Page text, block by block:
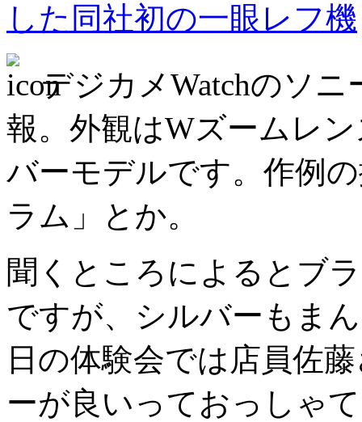
した同社初の一眼レフ機
デジカメWatchのソニ
報。外観はWズームレ
バーモデルです。作例
ラム」とか。
聞くところによるとブ
ですが、シルバーもま
日の体験会では店員佐
ーが良いっておっしゃ